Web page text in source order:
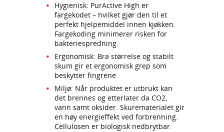
Hygienisk: PurActive High er
fargekodet – hvilket gjør den til et
perfekt hjelpemiddel innen kjøkken.
Fargekoding minimerer risken for
bakteriespredning.
Ergonomisk: Bra størrelse og stabilt
skum gir et ergonomisk grep som
beskytter fingrene.
Miljø: Når produktet er utbrukt kan
det brennes og etterlater da CO2,
vann samt oksider. Skurematerialet gir
en høy energieffekt ved forbrenning.
Cellulosen er biologisk nedbrytbar.